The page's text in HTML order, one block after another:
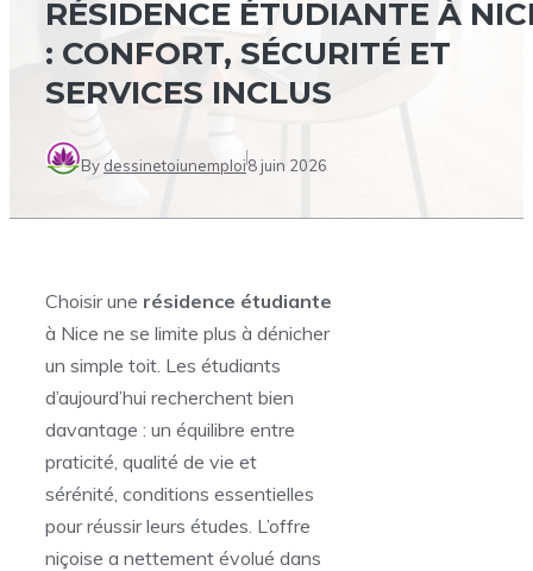
RÉSIDENCE ÉTUDIANTE À
: CONFORT, SÉCURITÉ ET
SERVICES INCLUS
By dessinetoiunemploi8 juin 2026
Choisir une résidence étudiante
à Nice ne se limite plus à dénicher
un simple toit. Les étudiants
d’aujourd’hui recherchent bien
davantage : un équilibre entre
praticité, qualité de vie et
sérénité, conditions essentielles
pour réussir leurs études. L’offre
niçoise a nettement évolué dans